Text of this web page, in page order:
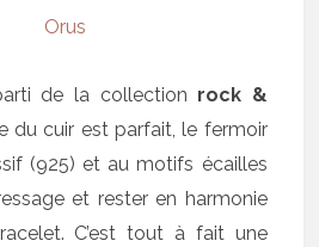
de la collection rock &
du cuir est parfait, le fermoir
(925) et au motifs écailles
et rester en harmonie
C’est tout à fait une